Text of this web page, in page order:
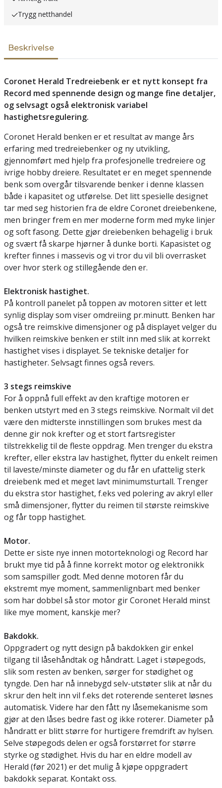
Trygg netthandel
Beskrivelse
Coronet Herald Tredreiebenk er et nytt konsept fra
Record med spennende design og mange fine detaljer,
og selvsagt også elektronisk variabel
hastighetsregulering.
Coronet Herald benken er et resultat av mange års
erfaring med tredreiebenker og ny utvikling,
gjennomført med hjelp fra profesjonelle tredreiere og
ivrige hobby dreiere. Resultatet er en meget spennende
benk som overgår tilsvarende benker i denne klassen
både i kapasitet og utførelse. Det litt spesielle designet
tar med seg historien fra de eldre Coronet dreiebenkene,
men bringer frem en mer moderne form med myke linjer
og soft fasong. Dette gjør dreiebenken behagelig i bruk
og svært få skarpe hjørner å dunke borti. Kapasistet og
krefter finnes i massevis og vi tror du vil bli overrasket
over hvor sterk og stillegående den er.
Elektronisk hastighet.
På kontroll panelet på toppen av motoren sitter et lett
synlig display som viser omdreiing pr.minutt. Benken har
også tre reimskive dimensjoner og på displayet velger du
hvilken reimskive benken er stilt inn med slik at korrekt
hastighet vises i displayet. Se tekniske detaljer for
hastigheter. Selvsagt finnes også revers.
3 stegs reimskive
For å oppnå full effekt av den kraftige motoren er
benken utstyrt med en 3 stegs reimskive. Normalt vil det
være den midterste innstillingen som brukes mest da
denne gir nok krefter og et stort fartsregister
tilstrekkelig til de fleste oppdrag. Men trenger du ekstra
krefter, eller ekstra lav hastighet, flytter du enkelt reimen
til laveste/minste diameter og du får en ufattelig sterk
dreiebenk med et meget lavt minimumsturtall. Trenger
du ekstra stor hastighet, f.eks ved polering av akryl eller
små dimensjoner, flytter du reimen til største reimskive
og får topp hastighet.
Motor.
Dette er siste nye innen motorteknologi og Record har
brukt mye tid på å finne korrekt motor og elektronikk
som samspiller godt. Med denne motoren får du
ekstremt mye moment, sammenlignbart med benker
som har dobbel så stor motor gir Coronet Herald minst
like mye moment, kanskje mer?
Bakdokk.
Oppgradert og nytt design på bakdokken gir enkel
tilgang til låsehåndtak og håndratt. Laget i støpegods,
slik som resten av benken, sørger for stødighet og
tyngde. Den har nå innebygd selv-utstøter slik at når du
skrur den helt inn vil f.eks det roterende senteret løsnes
automatisk. Videre har den fått ny låsemekanisme som
gjør at den låses bedre fast og ikke roterer. Diameter på
håndratt er blitt større for hurtigere fremdrift av hylsen.
Selve støpegods delen er også forstørret for større
styrke og stødighet. Hvis du har en eldre modell av
Herald (før 2021) er det mulig å kjøpe oppgradert
bakdokk separat. Kontakt oss.